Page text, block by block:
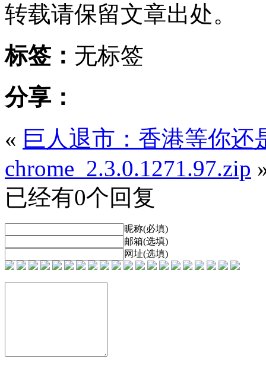
转载请保留文章出处。
标签： 无标签
分享：
« 巨人退市：香港等你还
chrome_2.3.0.1271.97.zip
已经有0个回复
昵称(必填)
邮箱(选填)
网址(选填)